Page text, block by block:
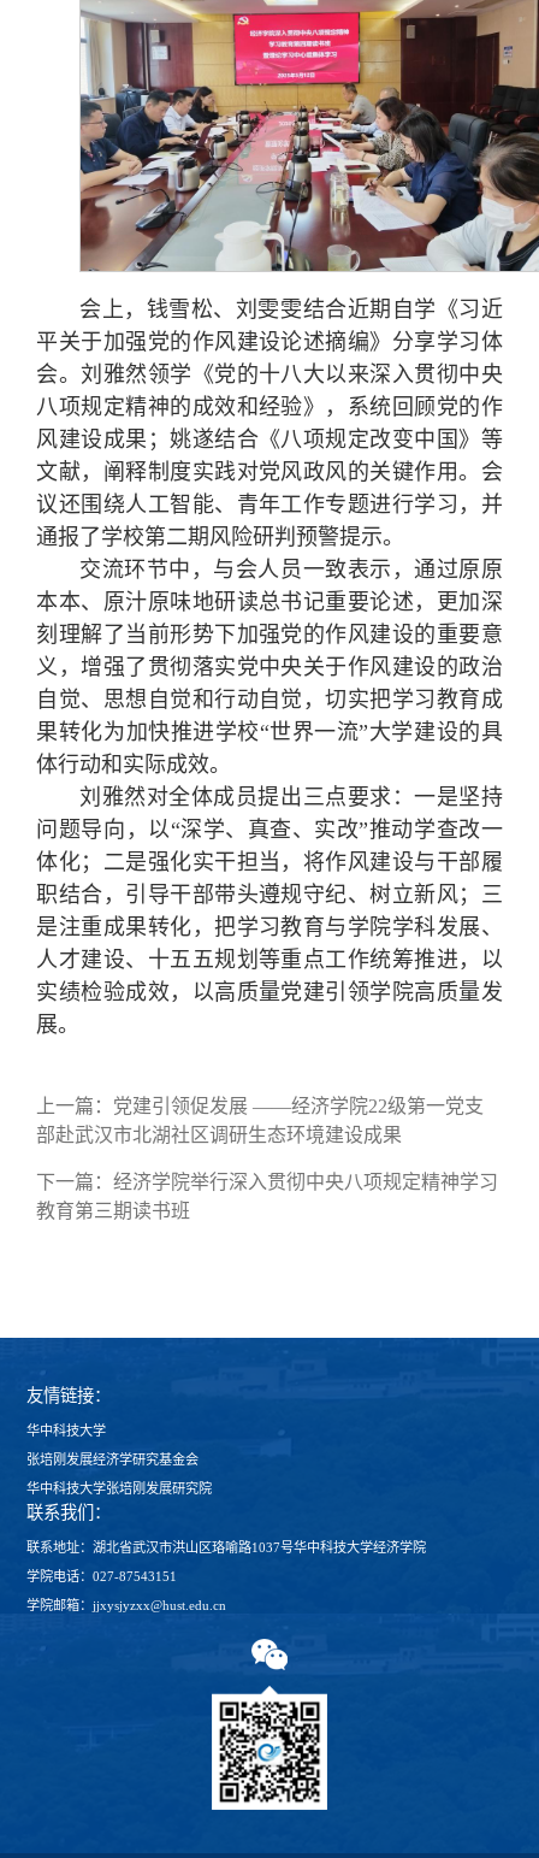
会上，钱雪松、刘雯雯结合近期自学《习近
平关于加强党的作风建设论述摘编》分享学习体
会。刘雅然领学《党的十八大以来深入贯彻中央
八项规定精神的成效和经验》，系统回顾党的作
风建设成果；姚遂结合《八项规定改变中国》等
文献，阐释制度实践对党风政风的关键作用。会
议还围绕人工智能、青年工作专题进行学习，并
通报了学校第二期风险研判预警提示。
交流环节中，与会人员一致表示，通过原原
本本、原汁原味地研读总书记重要论述，更加深
刻理解了当前形势下加强党的作风建设的重要意
义，增强了贯彻落实党中央关于作风建设的政治
自觉、思想自觉和行动自觉，切实把学习教育成
果转化为加快推进学校“世界一流”大学建设的具
体行动和实际成效。
刘雅然对全体成员提出三点要求：一是坚持
问题导向，以“深学、真查、实改”推动学查改一
体化；二是强化实干担当，将作风建设与干部履
职结合，引导干部带头遵规守纪、树立新风；三
是注重成果转化，把学习教育与学院学科发展、
人才建设、十五五规划等重点工作统筹推进，以
实绩检验成效，以高质量党建引领学院高质量发
展。
上一篇： 党建引领促发展 ——经济学院22级第一党支
部赴武汉市北湖社区调研生态环境建设成果
下一篇：经济学院举行深入贯彻中央八项规定精神学习
教育第三期读书班
友情链接：
华中科技大学
张培刚发展经济学研究基金会
华中科技大学张培刚发展研究院
联系我们：
联系地址：湖北省武汉市洪山区珞喻路1037号华中科技大学经济学院
学院电话：027-87543151
学院邮箱：jjxysjyzxx@hust.edu.cn